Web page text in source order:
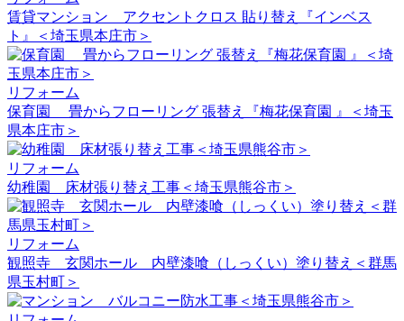
賃貸マンション アクセントクロス 貼り替え『インベス
ト』＜埼玉県本庄市＞
リフォーム
保育園 畳からフローリング 張替え『梅花保育園 』＜埼玉
県本庄市＞
リフォーム
幼稚園 床材張り替え工事＜埼玉県熊谷市＞
リフォーム
観照寺 玄関ホール 内壁漆喰（しっくい）塗り替え＜群馬
県玉村町＞